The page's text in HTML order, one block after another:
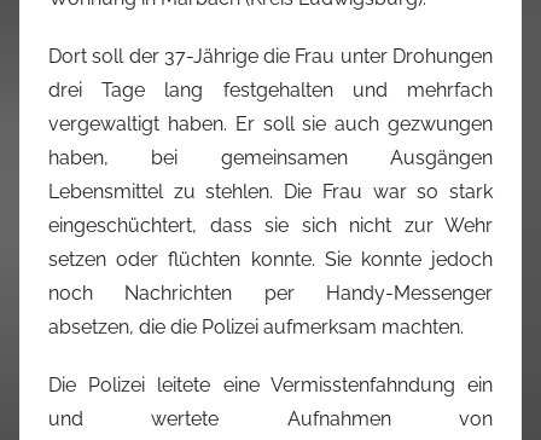
Dort soll der 37-Jährige die Frau unter Drohungen
drei Tage lang festgehalten und mehrfach
vergewaltigt haben. Er soll sie auch gezwungen
haben, bei gemeinsamen Ausgängen
Lebensmittel zu stehlen. Die Frau war so stark
eingeschüchtert, dass sie sich nicht zur Wehr
setzen oder flüchten konnte. Sie konnte jedoch
noch Nachrichten per Handy-Messenger
absetzen, die die Polizei aufmerksam machten.
Die Polizei leitete eine Vermisstenfahndung ein
und wertete Aufnahmen von